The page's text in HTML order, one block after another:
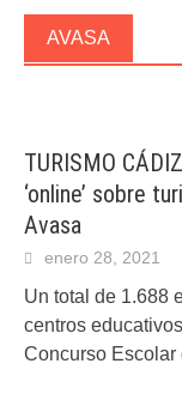
AVASA
TURISMO
‘online’ sobre
Avasa
enero 28, 2021
Un total de 1.688
centros
Concurso Escolar